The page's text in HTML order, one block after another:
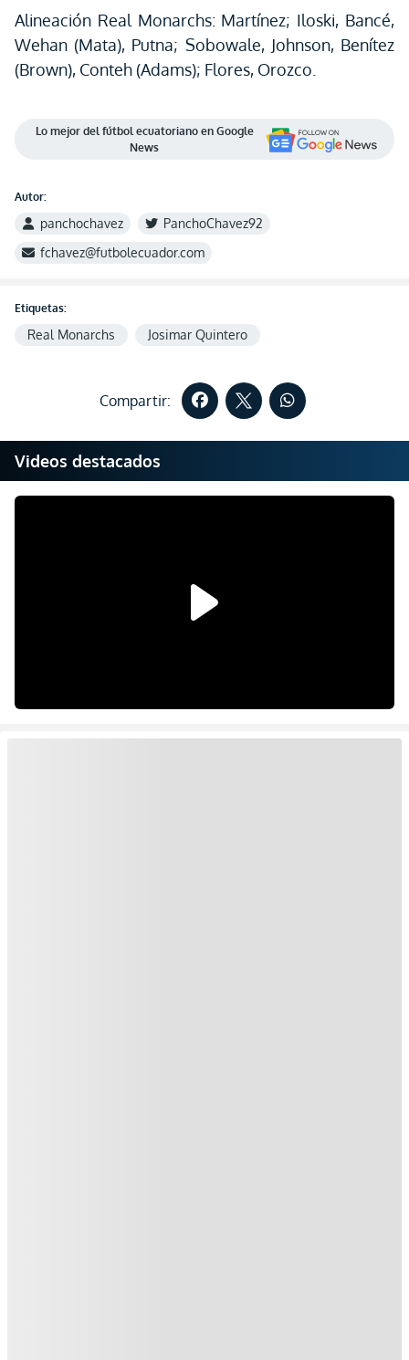
Alineación Real Monarchs: Martínez; Iloski, Bancé,
Wehan (Mata), Putna; Sobowale, Johnson, Benítez
(Brown), Conteh (Adams); Flores, Orozco.
Lo mejor del fútbol ecuatoriano en Google
News
Autor:
panchochavez
PanchoChavez92
fchavez@futbolecuador.com
Etiquetas:
Real Monarchs Josimar Quintero
Compartir:
Videos destacados